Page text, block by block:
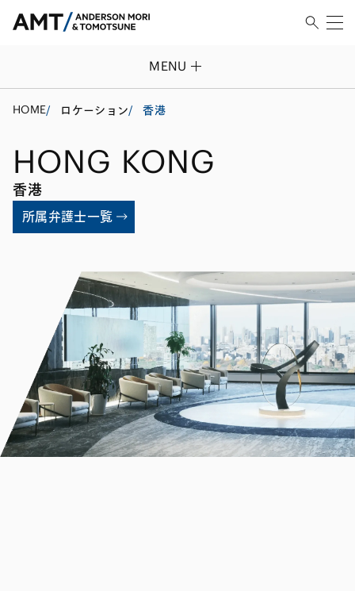
MENU
HOME/ ロケーション/ 香港
HONG KONG
香港
所属弁護士一覧